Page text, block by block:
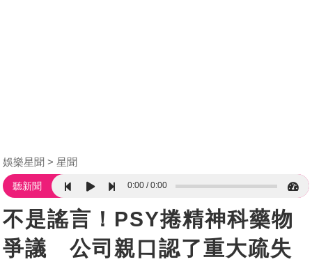
娛樂星聞 星聞
聽新聞 0:00 0:00
不是謠言！PSY捲精神科藥物
爭議 公司親口認了重大疏失